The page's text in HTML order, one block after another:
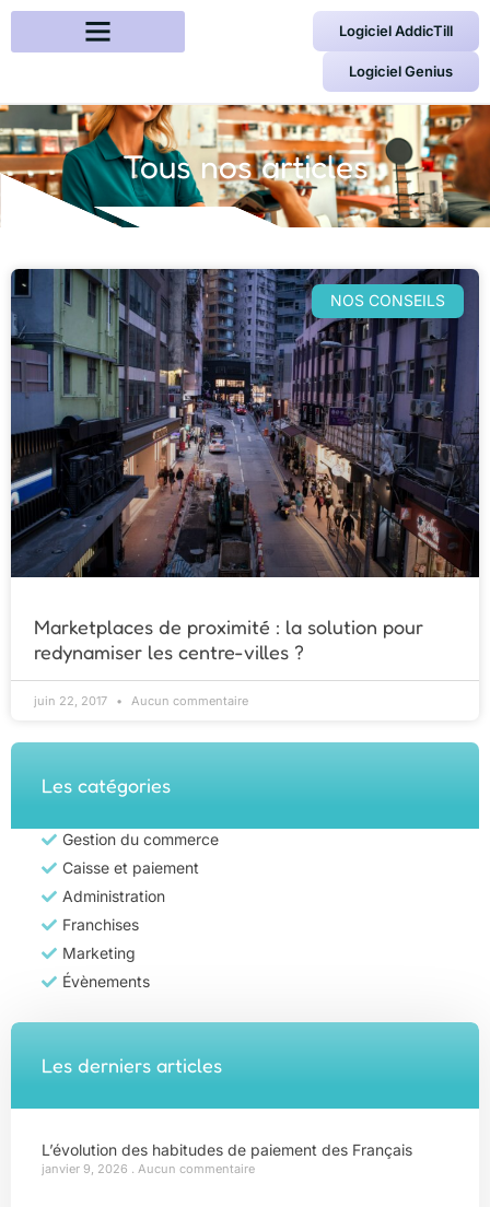
Logiciel AddicTill
Logiciel Genius
Tous nos articles
NOS CONSEILS
Marketplaces de proximité : la solution pour
redynamiser les centre-villes ?
juin 22, 2017 Aucun commentaire
Les catégories
Gestion du commerce
Caisse et paiement
Administration
Franchises
Marketing
Évènements
Les derniers articles
L’évolution des habitudes de paiement des Français
janvier 9, 2026 Aucun commentaire